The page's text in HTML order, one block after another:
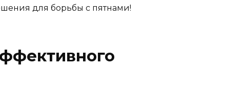
для борьбы с пятнами!